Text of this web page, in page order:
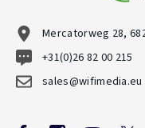
Mercatorweg 28,
+31(0)26 82 00 215
sales@wifimedia.eu